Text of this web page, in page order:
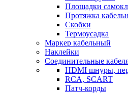
Площадки
Протяжка
Скобки
Термоусадка
Маркер кабельный
Наклейки
Соединительные
HDMI шнуры,
RCA, SCART
Патч-корды